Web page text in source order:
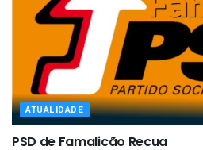
ATUALIDADE
PSD de Famalicão Recua